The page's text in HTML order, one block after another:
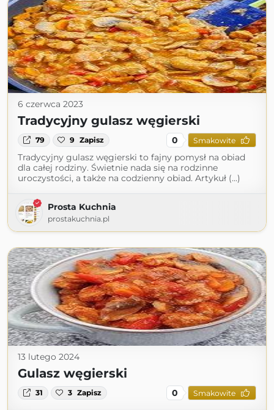
6 czerwca 2023
Tradycyjny gulasz węgierski
79 9 Zapisz 0 Smakowite
Tradycyjny gulasz węgierski to fajny pomysł na obiad
dla całej rodziny. Świetnie nada się na rodzinne
uroczystości, a także na codzienny obiad. Artykuł (...)
Prosta Kuchnia
prostakuchnia.pl
13 lutego 2024
Gulasz węgierski
31 3 Zapisz 0 Smakowite